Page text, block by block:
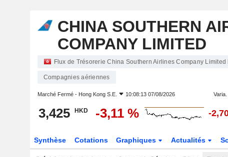
CHINA SOUTHERN
COMPANY LIMITED
Flux de Trésorerie China Southern Airlines Company Limited
Compagnies aériennes
Marché Fermé - Hong Kong S.E. 10:08:13 07/08/2026 Varia.
3,425 HKD -3,11 % -
Synthèse Cotations Graphiques Actualités